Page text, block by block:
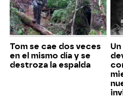
Tom se cae dos veces
en el mismo día y se
destroza la espalda